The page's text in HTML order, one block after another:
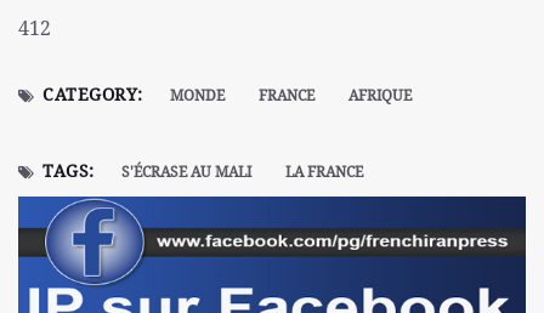
412
CATEGORY: MONDE FRANCE AFRIQUE
TAGS: S'ÉCRASE AU MALI LA FRANCE